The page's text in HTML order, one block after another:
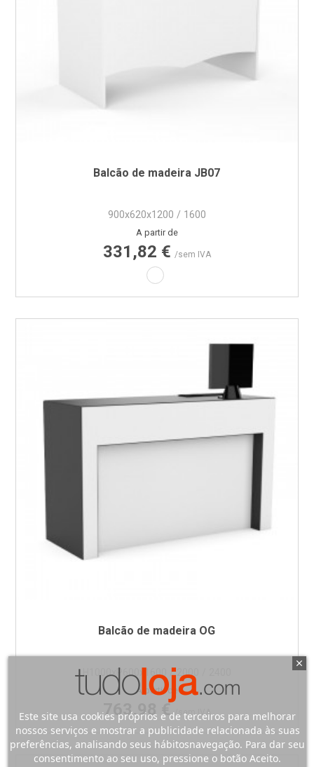
Balcão de madeira JB07
900x620x1200 / 1600
Preço
A partir de
331,82 € /sem IVA
Laminado branco
Balcão de madeira OG
H1000xP600x1600 / 2000 / 2400
Preço
A partir de
763,98 € /sem IVA
Este site usa cookies próprios e de terceiros para melhorar
nossos serviços e mostrar a publicidade relacionada às suas
preferências, analisando seus hábitosnavegação. Para dar seu
consentimento ao seu uso, pressione o botão Aceito.